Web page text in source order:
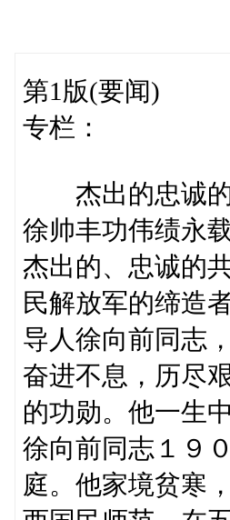
第1版(要闻)
专栏：
杰出的忠诚的
徐帅丰功伟绩永
杰出的、忠诚的
民解放军的缔造
导人徐向前同志
奋进不息，历尽
的功勋。他一生
徐向前同志１９
庭。他家境贫寒